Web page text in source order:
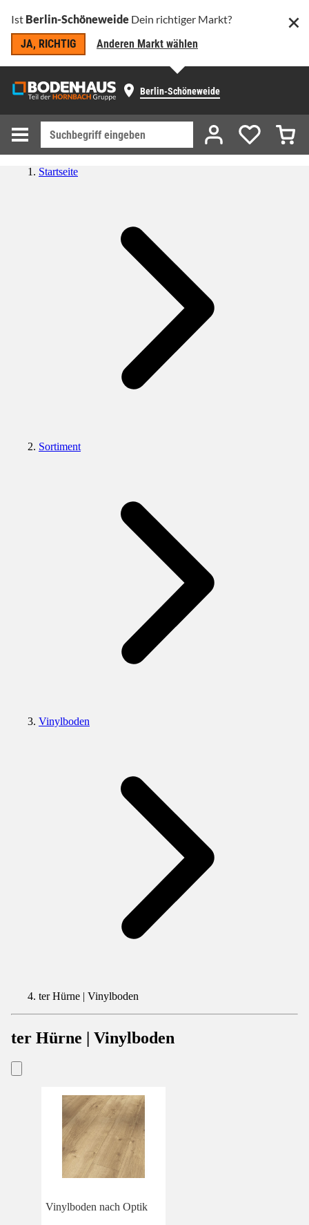
Ist Berlin-Schöneweide Dein richtiger Markt?
JA, RICHTIG
Anderen Markt wählen
Berlin-Schöneweide
Startseite
Sortiment
Vinylboden
ter Hürne | Vinylboden
ter Hürne | Vinylboden
Vinylboden nach Optik